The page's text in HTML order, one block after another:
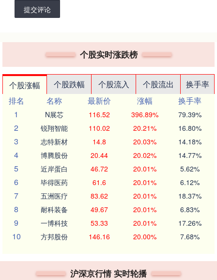
提交评论
个股实时涨跌榜
个股涨幅 个股跌幅 个股流入 个股流出
换手率
排名
名称 最新价 涨幅
换手率
1
N展芯 116.52 396.89% 79.39%
2 锐翔智能 110.02 20.21% 16.80%
3 志特新材 14.8 20.03% 14.18%
4 博腾股份 20.44 20.02% 14.77%
5 近岸蛋白 46.72 20.01% 5.62%
6 毕得医药 61.6 20.01% 6.12%
7 五洲医疗 83.62 20.01% 18.37%
8 耐科装备 49.67 20.01% 6.83%
9 一博科技 53.33 20.01% 17.26%
10 方邦股份 146.16 20.00% 7.68%
沪深京行情 实时轮播